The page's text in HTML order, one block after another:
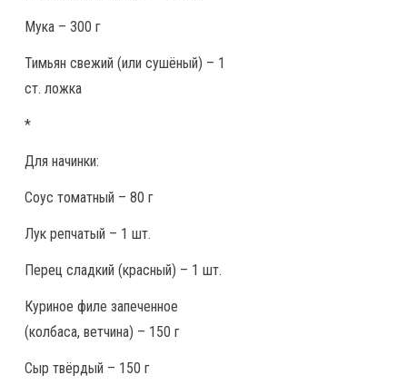
Мука – 300 г
Тимьян свежий (или сушёный) – 1
ст. ложка
*
Для начинки:
Соус томатный – 80 г
Лук репчатый – 1 шт.
Перец сладкий (красный) – 1 шт.
Куриное филе запеченное
(колбаса, ветчина) – 150 г
Сыр твёрдый – 150 г